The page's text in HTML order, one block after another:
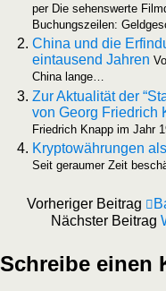
per Die sehens­wer­te
Buchungs­zei­len:
Chi­na und die
ein­tau­send Jah­ren
Chi­na lange…
Zur Aktua­li­tät der
von Georg Fried­rich
Fried­rich Knapp im Jahr
Kryp­to­wäh­run­gen
Seit gerau­mer Zeit
Vorheriger Beitrag
Nächster Beitrag
Schreibe einen